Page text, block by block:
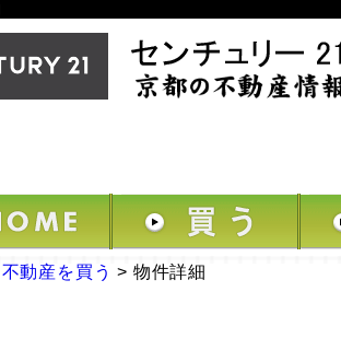
不動産を買う > 物件詳細